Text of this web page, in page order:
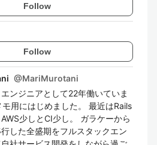
Follow
Follow
@MariMurotani
ンジニアとして22年働いていま
用にはじめました。 最近はRails
少しとCI少し。 ガラケーから
した全盛期をフルスタックエン